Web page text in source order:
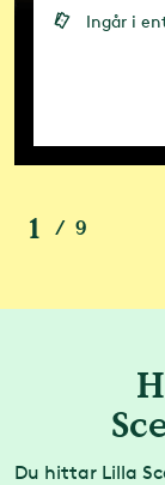
Ingår i
1 / 9
Du hittar Lilla